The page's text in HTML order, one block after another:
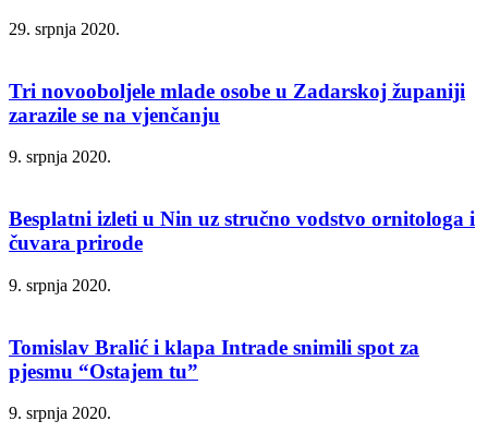
29. srpnja 2020.
Tri novooboljele mlade osobe u Zadarskoj županiji
zarazile se na vjenčanju
9. srpnja 2020.
Besplatni izleti u Nin uz stručno vodstvo ornitologa i
čuvara prirode
9. srpnja 2020.
Tomislav Bralić i klapa Intrade snimili spot za
pjesmu “Ostajem tu”
9. srpnja 2020.